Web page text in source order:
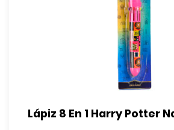
Lápiz 8 En 1 Harry Potter